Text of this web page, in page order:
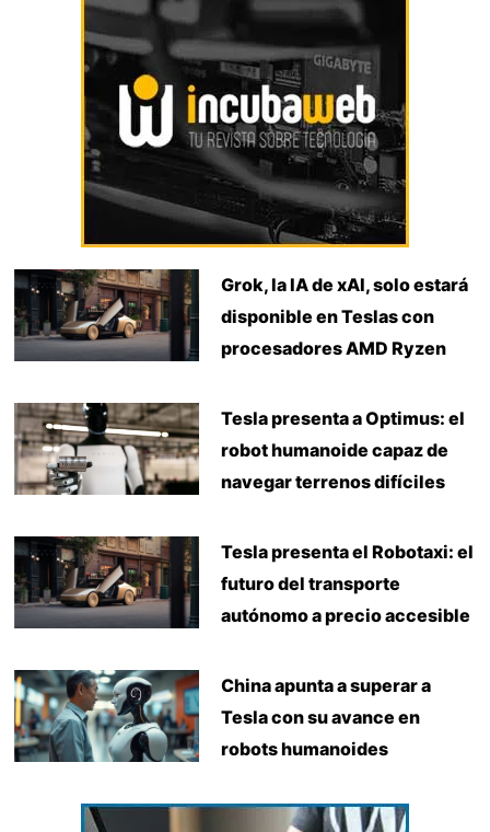
Grok, la IA de xAI, solo estará
disponible en Teslas con
procesadores AMD Ryzen
Tesla presenta a Optimus: el
robot humanoide capaz de
navegar terrenos difíciles
Tesla presenta el Robotaxi: el
futuro del transporte
autónomo a precio accesible
China apunta a superar a
Tesla con su avance en
robots humanoides